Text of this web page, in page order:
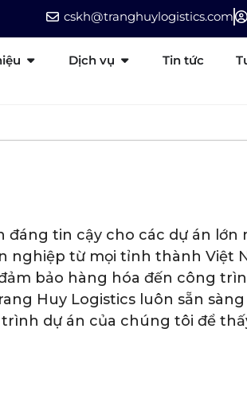
cskh@tranghuylogistics.com
Dịch vụ Tin tức
tin cậy cho các dự án lớn
từ mọi tỉnh thành Việt
bảo hàng hóa đến công
Huy Logistics luôn sẵn
dự án của chúng tôi để